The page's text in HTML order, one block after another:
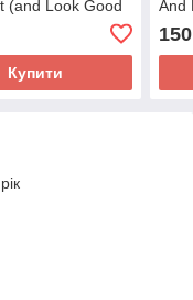
(and Look Good
(9780241357644)
Купити
And
150